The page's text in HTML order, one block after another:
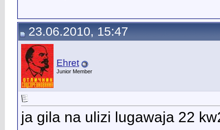
23.06.2010, 15:47
Ehret
Junior Member
ja gila na ulizi lugawaja 22